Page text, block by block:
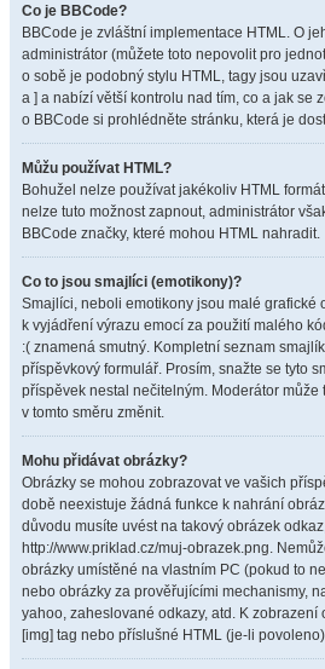
Co je BBCode?
BBCode je zvláštní implementace HTML. O
administrátor (můžete toto nepovolit pro
o sobě je podobný stylu HTML, tagy jsou
a ] a nabízí větší kontrolu nad tím, co a jak se
o BBCode si prohlédněte stránku, která je
Můžu používat HTML?
Bohužel nelze používat jakékoliv HTML
nelze tuto možnost zapnout, administrátor
BBCode značky, které mohou HTML nahradit.
Co to jsou smajlíci (emotikony)?
Smajlíci, neboli emotikony jsou malé grafické
k vyjádření výrazu emocí za použití malého
:( znamená smutný. Kompletní seznam
příspěvkový formulář. Prosím, snažte se tyto
příspěvek nestal nečitelným. Moderátor
v tomto směru změnit.
Mohu přidávat obrázky?
Obrázky se mohou zobrazovat ve vašich
době neexistuje žádná funkce k nahrání
důvodu musíte uvést na takový obrázek
http://www.priklad.cz/muj-obrazek.png.
obrázky umístěné na vlastním PC (pokud to
nebo obrázky za prověřujícími mechanismy,
yahoo, zaheslované odkazy, atd. K
[img] tag nebo příslušné HTML (je-li